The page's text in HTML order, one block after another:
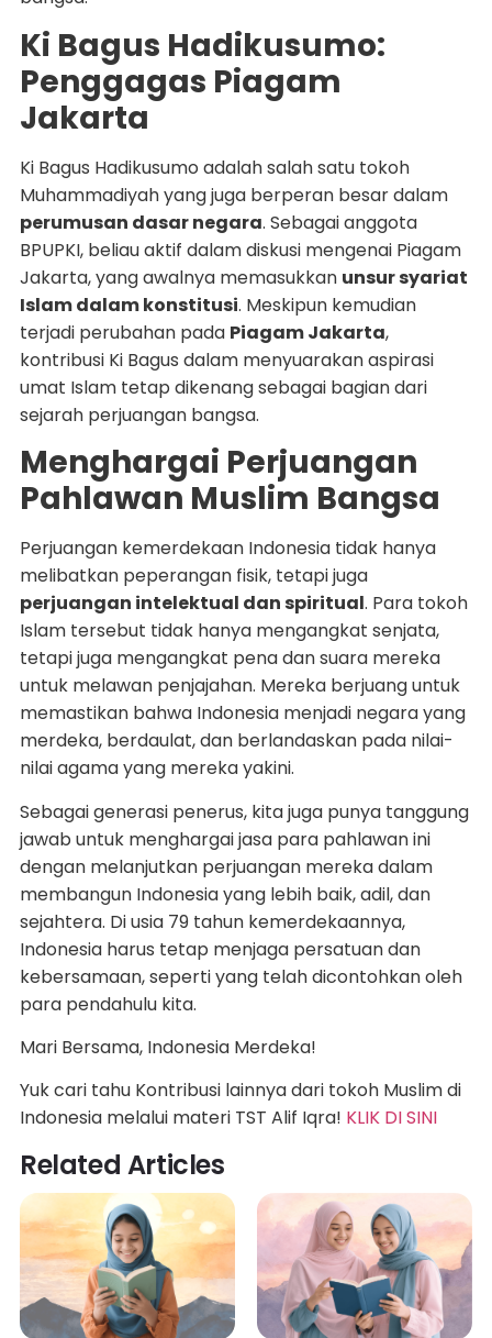
Ki Bagus Hadikusumo:
Penggagas Piagam
Jakarta
Ki Bagus Hadikusumo adalah salah satu tokoh
Muhammadiyah yang juga berperan besar dalam
perumusan dasar negara. Sebagai anggota
BPUPKI, beliau aktif dalam diskusi mengenai Piagam
Jakarta, yang awalnya memasukkan unsur syariat
Islam dalam konstitusi. Meskipun kemudian
terjadi perubahan pada Piagam Jakarta,
kontribusi Ki Bagus dalam menyuarakan aspirasi
umat Islam tetap dikenang sebagai bagian dari
sejarah perjuangan bangsa.
Menghargai Perjuangan
Pahlawan Muslim Bangsa
Perjuangan kemerdekaan Indonesia tidak hanya
melibatkan peperangan fisik, tetapi juga
perjuangan intelektual dan spiritual. Para tokoh
Islam tersebut tidak hanya mengangkat senjata,
tetapi juga mengangkat pena dan suara mereka
untuk melawan penjajahan. Mereka berjuang untuk
memastikan bahwa Indonesia menjadi negara yang
merdeka, berdaulat, dan berlandaskan pada nilai-
nilai agama yang mereka yakini.
Sebagai generasi penerus, kita juga punya tanggung
jawab untuk menghargai jasa para pahlawan ini
dengan melanjutkan perjuangan mereka dalam
membangun Indonesia yang lebih baik, adil, dan
sejahtera. Di usia 79 tahun kemerdekaannya,
Indonesia harus tetap menjaga persatuan dan
kebersamaan, seperti yang telah dicontohkan oleh
para pendahulu kita.
Mari Bersama, Indonesia Merdeka!
Yuk cari tahu Kontribusi lainnya dari tokoh Muslim di
Indonesia melalui materi TST Alif Iqra! KLIK DI SINI
Related Articles